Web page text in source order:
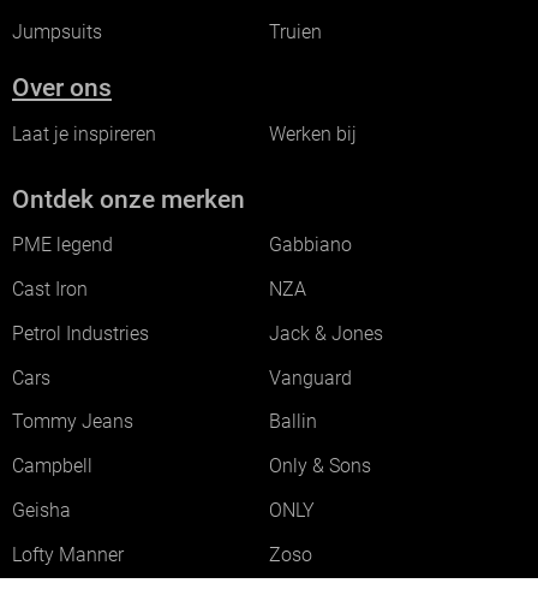
Jumpsuits
Truien
Over ons
Laat je inspireren Werken bij
Ontdek onze merken
PME legend
Gabbiano
Cast Iron
NZA
Petrol Industries
Jack & Jones
Cars
Vanguard
Tommy Jeans
Ballin
Campbell
Only & Sons
Geisha
ONLY
Lofty Manner
Zoso